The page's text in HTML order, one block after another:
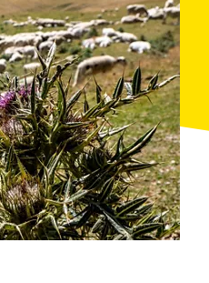
la natura pot regalar-